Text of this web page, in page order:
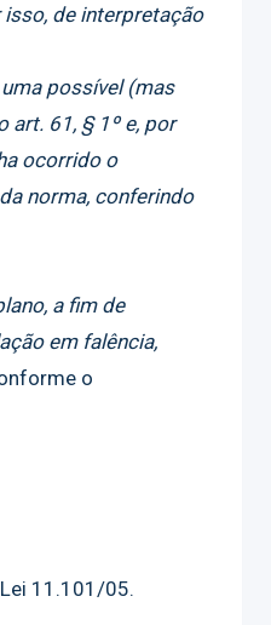
de interpretação
possível (mas
art. 61, § 1º e, por
ocorrido o
norma, conferindo
a fim de
em falência,
o
11.101/05.